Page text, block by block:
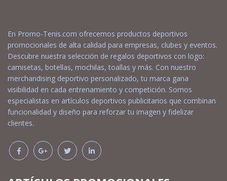
En Promo-Tenis.com ofrecemos productos deportivos
promocionales de alta calidad para empresas, clubes y eventos.
Descubre nuestra selección de regalos deportivos con logo:
camisetas, botellas, mochilas, toallas y más. Con nuestro
merchandising deportivo personalizado, tu marca gana
visibilidad en cada entrenamiento y competición. Somos
especialistas en artículos deportivos publicitarios que combinan
funcionalidad y diseño para reforzar tu imagen y fidelizar
clientes.